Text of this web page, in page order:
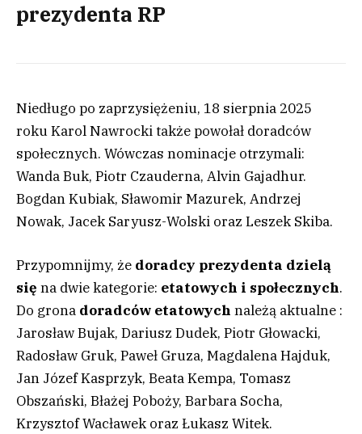
prezydenta RP
Niedługo po zaprzysiężeniu, 18 sierpnia 2025
roku Karol Nawrocki także powołał doradców
społecznych. Wówczas nominacje otrzymali:
Wanda Buk, Piotr Czauderna, Alvin Gajadhur.
Bogdan Kubiak, Sławomir Mazurek, Andrzej
Nowak, Jacek Saryusz-Wolski oraz Leszek Skiba.
Przypomnijmy, że doradcy prezydenta dzielą
się na dwie kategorie: etatowych i społecznych.
Do grona doradców etatowych należą aktualne :
Jarosław Bujak, Dariusz Dudek, Piotr Głowacki,
Radosław Gruk, Paweł Gruza, Magdalena Hajduk,
Jan Józef Kasprzyk, Beata Kempa, Tomasz
Obszański, Błażej Poboży, Barbara Socha,
Krzysztof Wacławek oraz Łukasz Witek.